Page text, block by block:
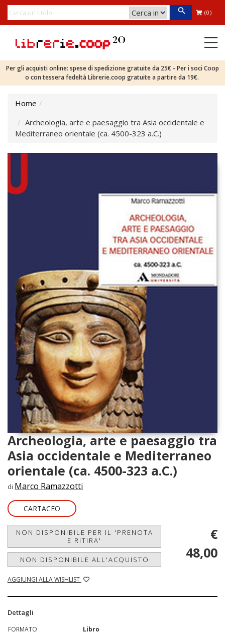
(0)
Per gli acquisti online: spese di spedizione gratuite da 25€ - Per i soci Coop
o con tessera fedeltà Librerie.coop gratuite a partire da 19€.
Home
Archeologia, arte e paesaggio tra Asia occidentale e
Mediterraneo orientale (ca. 4500-323 a.C.)
Archeologia, arte e paesaggio tra
Asia occidentale e Mediterraneo
orientale (ca. 4500-323 a.C.)
di Marco Ramazzotti
CARTACEO
NON DISPONIBILE PER IL 'PRENOTA
E RITIRA'
NON DISPONIBILE ALL'ACQUISTO
AGGIUNGI ALLA WISHLIST
€
48,00
Dettagli
FORMATO
Libro